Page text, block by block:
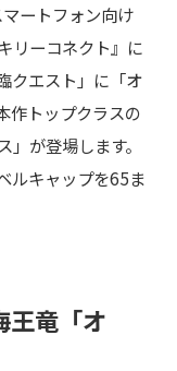
ートフォン向け
リーコネクト』に
クエスト」に「オ
作トップクラスの
が登場します。
ルキャップを65ま
王竜「オ